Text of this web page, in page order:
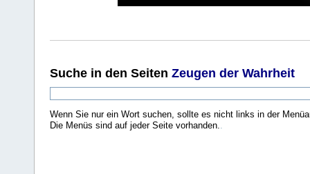
Suche in den Seiten Zeugen der Wahrheit
Wenn Sie nur ein Wort suchen, sollte es nicht links in der
Die Menüs sind auf jeder Seite vorhanden..